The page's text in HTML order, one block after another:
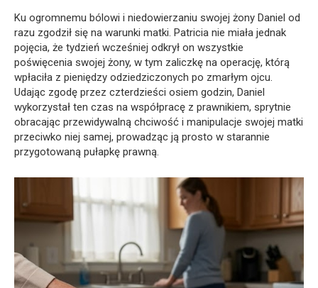
Ku ogromnemu bólowi i niedowierzaniu swojej żony Daniel od
razu zgodził się na warunki matki. Patricia nie miała jednak
pojęcia, że tydzień wcześniej odkrył on wszystkie
poświęcenia swojej żony, w tym zaliczkę na operację, którą
wpłaciła z pieniędzy odziedziczonych po zmarłym ojcu.
Udając zgodę przez czterdzieści osiem godzin, Daniel
wykorzystał ten czas na współpracę z prawnikiem, sprytnie
obracając przewidywalną chciwość i manipulacje swojej matki
przeciwko niej samej, prowadząc ją prosto w starannie
przygotowaną pułapkę prawną.